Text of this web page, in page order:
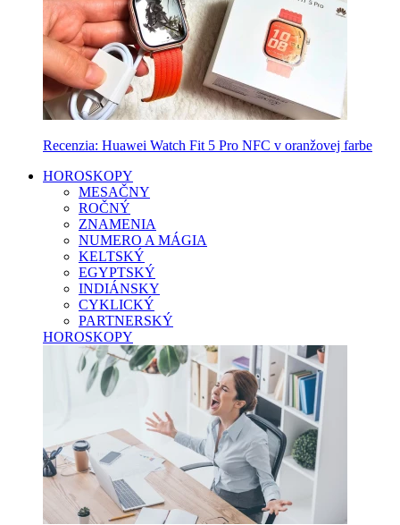
Recenzia: Huawei Watch Fit 5 Pro NFC v oranžovej farbe
HOROSKOPY
MESAČNY
ROČNÝ
ZNAMENIA
NUMERO A MÁGIA
KELTSKÝ
EGYPTSKÝ
INDIÁNSKY
CYKLICKÝ
PARTNERSKÝ
HOROSKOPY